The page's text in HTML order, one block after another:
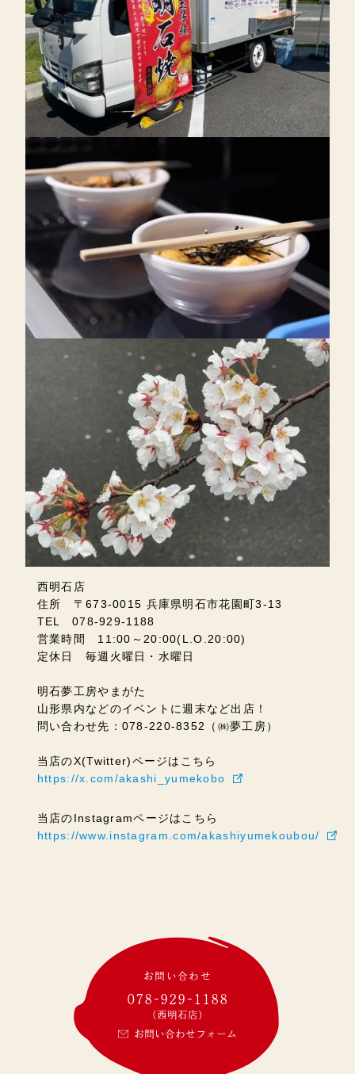
西明石店
住所 〒673-0015 兵庫県明石市花園町3-13
TEL 078-929-1188
営業時間 11:00～20:00(L.O.20:00)
定休日 毎週火曜日・水曜日
明石夢工房やまがた
山形県内などのイベントに週末など出店！
問い合わせ先：078-220-8352（㈱夢工房）
当店のX(Twitter)ページはこちら
https://x.com/akashi_yumekobo
当店のInstagramページはこちら
https://www.instagram.com/akashiyumekoubou/
お問い合わせ
078-929-1188
(西明石店)
お問い合わせフォーム